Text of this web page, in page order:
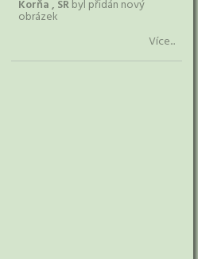
Korňa , SRbyl přidán nový
obrázek
Více...